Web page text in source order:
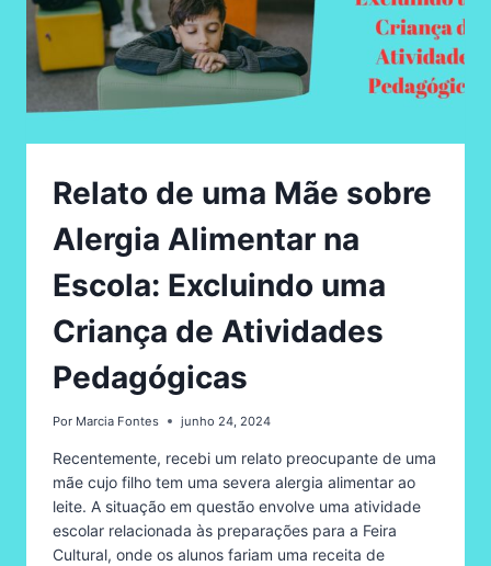
Relato de uma Mãe sobre
Alergia Alimentar na
Escola: Excluindo uma
Criança de Atividades
Pedagógicas
Por Marcia Fontes junho 24, 2024
Recentemente, recebi um relato preocupante de uma
mãe cujo filho tem uma severa alergia alimentar ao
leite. A situação em questão envolve uma atividade
escolar relacionada às preparações para a Feira
Cultural, onde os alunos fariam uma receita de